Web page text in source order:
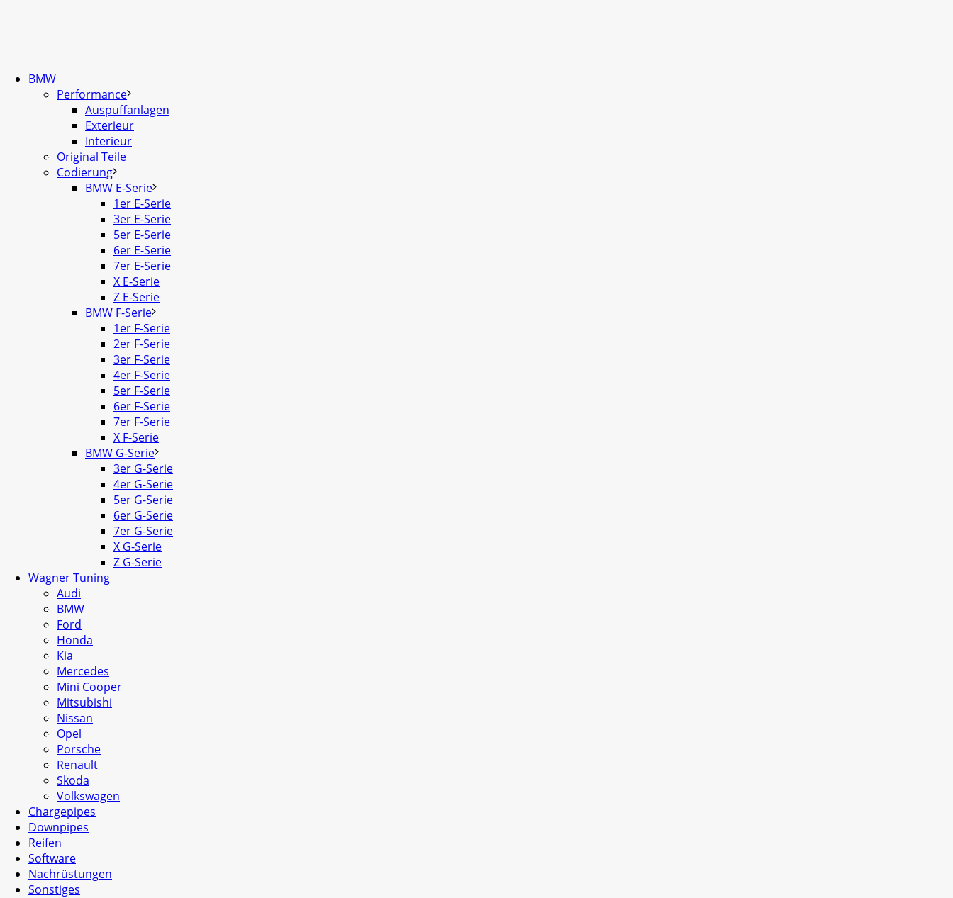
BMW
Performance
Auspuffanlagen
Exterieur
Interieur
Original Teile
Codierung
BMW E-Serie
1er E-Serie
3er E-Serie
5er E-Serie
6er E-Serie
7er E-Serie
X E-Serie
Z E-Serie
BMW F-Serie
1er F-Serie
2er F-Serie
3er F-Serie
4er F-Serie
5er F-Serie
6er F-Serie
7er F-Serie
X F-Serie
BMW G-Serie
3er G-Serie
4er G-Serie
5er G-Serie
6er G-Serie
7er G-Serie
X G-Serie
Z G-Serie
Wagner Tuning
Audi
BMW
Ford
Honda
Kia
Mercedes
Mini Cooper
Mitsubishi
Nissan
Opel
Porsche
Renault
Skoda
Volkswagen
Chargepipes
Downpipes
Reifen
Software
Nachrüstungen
Sonstiges